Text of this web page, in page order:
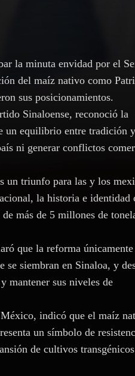
la minuta envidad por el
del maíz nativo como
sus posicionamientos.
Sinaloense, reconoció la
un equilibrio entre tradición y
ni generar conflictos
un triunfo para las y los
la historia e identidad
más de 5 millones de
que la reforma únicamente
siembran en Sinaloa, y
mantener sus niveles de
indicó que el maíz
un símbolo de
de cultivos